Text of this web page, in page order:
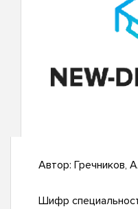
Автор: Гречников,
Шифр